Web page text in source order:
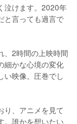
泣けます。2020年
と言っても過言で
、2時間の上映時間
細かな心境の変化
い映像。圧巻でし
り、アニメを見て
。誰かを想いたい